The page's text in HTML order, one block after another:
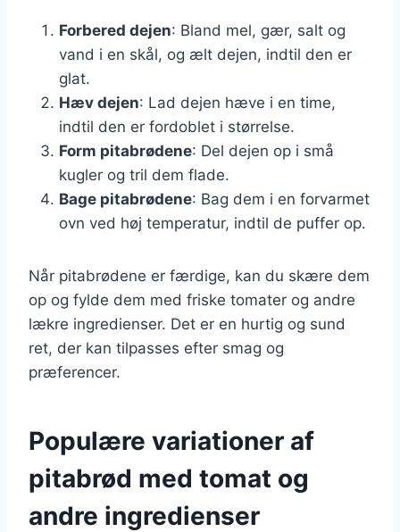
Forbered dejen: Bland mel, gær, salt og
vand i en skål, og ælt dejen, indtil den er
glat.
Hæv dejen: Lad dejen hæve i en time,
indtil den er fordoblet i størrelse.
Form pitabrødene: Del dejen op i små
kugler og tril dem flade.
Bage pitabrødene: Bag dem i en forvarmet
ovn ved høj temperatur, indtil de puffer op.
Når pitabrødene er færdige, kan du skære dem
op og fylde dem med friske tomater og andre
lækre ingredienser. Det er en hurtig og sund
ret, der kan tilpasses efter smag og
præferencer.
Populære variationer af
pitabrød med tomat og
andre ingredienser